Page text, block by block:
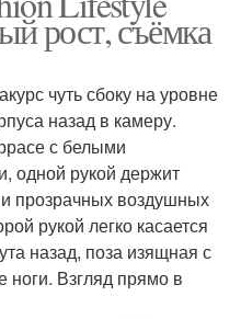
рост, съёмка
чуть сбоку на уровне
назад в камеру.
с белыми
одной рукой держит
прозрачных воздушных
рукой легко касается
назад, поза изящная с
Взгляд прямо в